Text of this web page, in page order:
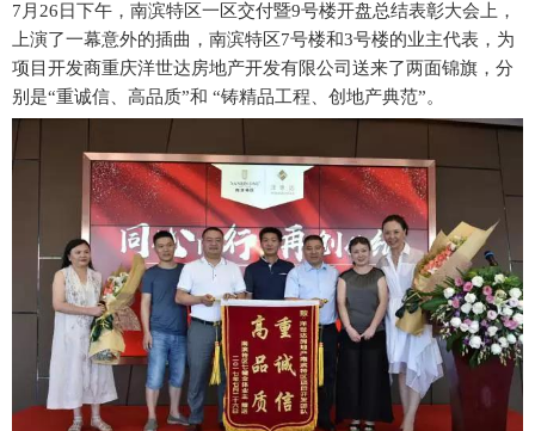
7月26日下午，南滨特区一区交付暨9号楼开盘总结表彰大会上，
上演了一幕意外的插曲，南滨特区7号楼和3号楼的业主代表，为
项目开发商重庆洋世达房地产开发有限公司送来了两面锦旗，分
别是“重诚信、高品质”和 “铸精品工程、创地产典范”。